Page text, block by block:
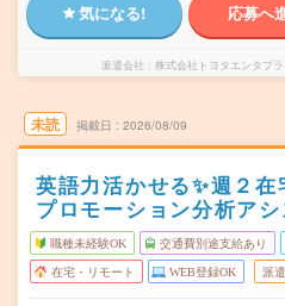
気になる! 応募へ
派遣会社 株式会社トヨタエンタプ
未読 掲載日 2026/08/09
英語力活かせる✨週２
プロモーション分析ア
職種未経験OK 交通費別途支給あり
在宅・リモート WEB登録OK 派遣